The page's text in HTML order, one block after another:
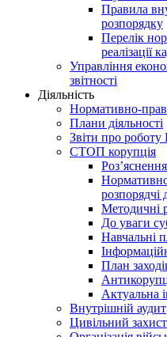
Правила
розпорядку
Перелік
реалізації
Управління
звітності
Діяльність
Нормативно-
Плани діяльності
Звіти про роботу
СТОП корупція
розпорядчі
Методичні
До уваги
Навчальні
План
Актуальна
Внутрішній аудит
Цивільний захист